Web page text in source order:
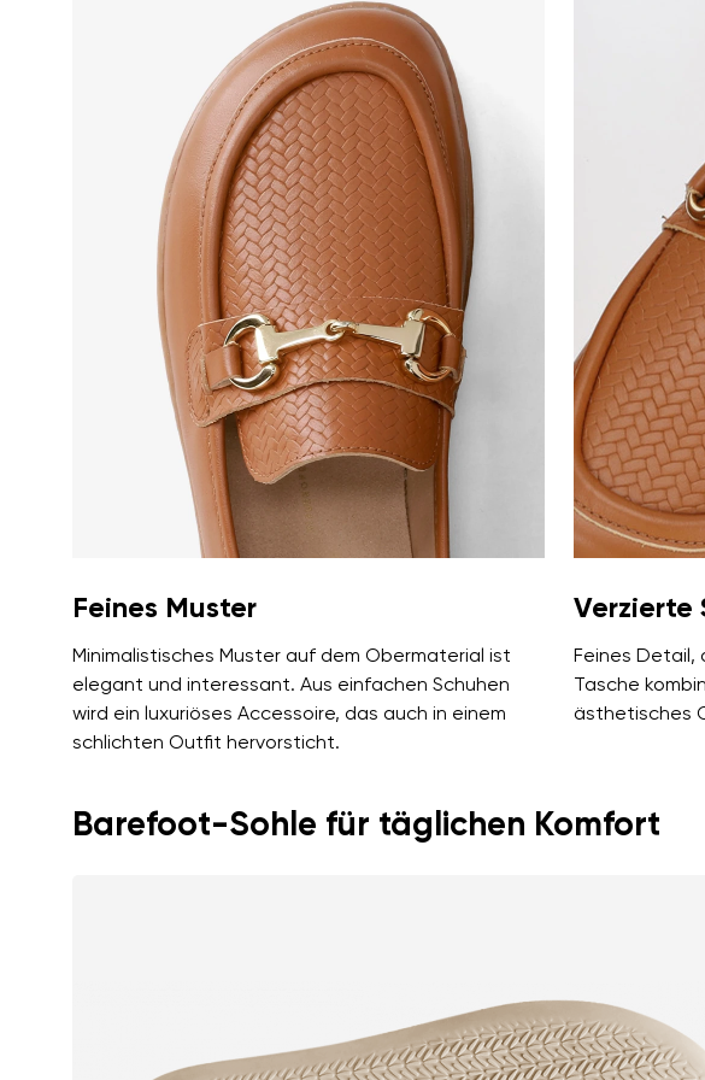
Feines Muster
Minimalistisches Muster auf dem Obermaterial ist
elegant und interessant. Aus einfachen Schuhen
wird ein luxuriöses Accessoire, das auch in einem
schlichten Outfit hervorsticht.
Verzierte
Feines Detail,
Tasche
ästhetisches
Barefoot-Sohle für täglichen Komfort